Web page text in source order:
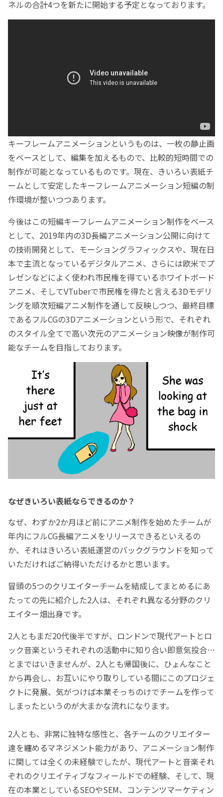
ネルの合計4つを新たに開始する予定となっております。
キーフレームアニメーションというものは、一枚の静止画
をベースとして、編集を加えるもので、比較的短時間での
制作が可能となっているものです。現在、きいろい表紙チ
ームとして安定したキーフレームアニメーション短編の制
作環境が整いつつあります。
今後はこの短編キーフレームアニメーション制作をベース
として、2019年内の3D長編アニメーション公開に向けて
の技術開発として、モーショングラフィックスや、現在日
本で主流となっているデジタルアニメ、さらには欧米でプ
レゼンなどによく使われ市民権を得ているホワイトボード
アニメ、そしてVTuberで市民権を得たと言える3Dモデリ
ングを順次短編アニメ制作を通して反映しつつ、最終目標
であるフルCGの3Dアニメーションという形で、それぞれ
のスタイル全てで高い次元のアニメーション映像が制作可
能なチームを目指しております。
なぜきいろい表紙ならできるのか？
なぜ、わずか2か月ほど前にアニメ制作を始めたチームが
年内にフルCG長編アニメをリリースできるといえるの
か、それはきいろい表紙運営のバックグラウンドを知って
いただければご納得いただけるかと思います。
冒頭の5つのクリエイターチームを結成してまとめるにあ
たっての先に紹介した2人は、それぞれ異なる分野のクリ
エイター畑出身です。
2人ともまだ20代後半ですが、ロンドンで現代アートとロ
ック音楽というそれぞれの活動中に知り合い即意気投合…
とまではいきませんが、2人とも帰国後に、ひょんなこと
から再会し、お互いにやり取りしている間にこのプロジェ
クトに発展、気がつけば本業そっちのけでチームを作って
しまったというのが大まかな流れになります。
2人とも、非常に独特な感性と、各チームのクリエイター
達を纏めるマネジメント能力があり、アニメーション制作
に関しては全くの未経験でしたが、現代アートと音楽それ
ぞれのクリエイティブなフィールドでの経験、そして、現
在の本業としているSEOやSEM、コンテンツマーケティン